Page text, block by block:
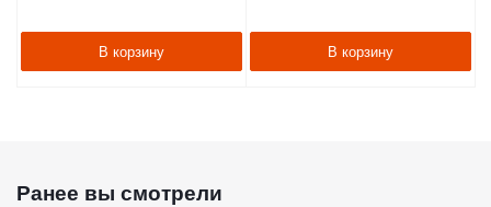
В корзину В корзину
Ранее вы смотрели